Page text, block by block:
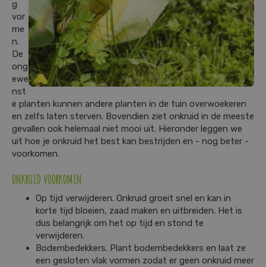
g
vor
me
n.
De
ong
ewe
nst
e planten kunnen andere planten in de tuin overwoekeren
en zelfs laten sterven. Bovendien ziet onkruid in de meeste
gevallen ook helemaal niet mooi uit. Hieronder leggen we
uit hoe je onkruid het best kan bestrijden en - nog beter -
voorkomen.
ONKRUID VOORKOMEN
Op tijd verwijderen. Onkruid groeit snel en kan in
korte tijd bloeien, zaad maken en uitbreiden. Het is
dus belangrijk om het op tijd en stond te
verwijderen.
Bodembedekkers. Plant bodembedekkers en laat ze
een gesloten vlak vormen zodat er geen onkruid meer